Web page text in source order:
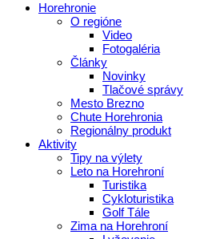
Horehronie
O regióne
Video
Fotogaléria
Články
Novinky
Tlačové správy
Mesto Brezno
Chute Horehronia
Regionálny produkt
Aktivity
Tipy na výlety
Leto na Horehroní
Turistika
Cykloturistika
Golf Tále
Zima na Horehroní